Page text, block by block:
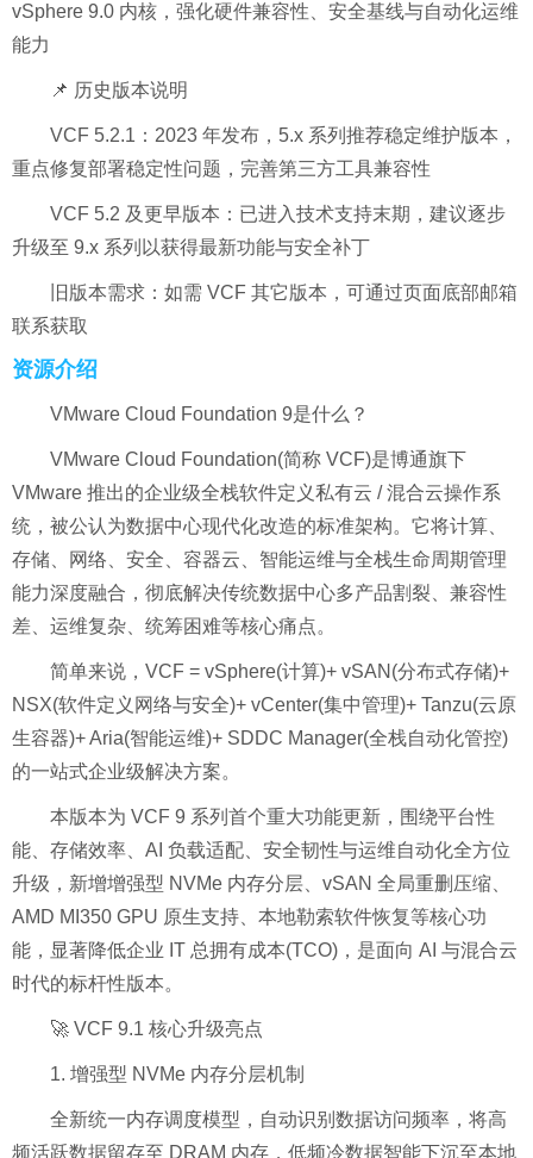
vSphere 9.0 内核，强化硬件兼容性、安全基线与自动化运维
能力
📌 历史版本说明
VCF 5.2.1：2023 年发布，5.x 系列推荐稳定维护版本，
重点修复部署稳定性问题，完善第三方工具兼容性
VCF 5.2 及更早版本：已进入技术支持末期，建议逐步
升级至 9.x 系列以获得最新功能与安全补丁
旧版本需求：如需 VCF 其它版本，可通过页面底部邮箱
联系获取
资源介绍
VMware Cloud Foundation 9是什么？
VMware Cloud Foundation(简称 VCF)是博通旗下
VMware 推出的企业级全栈软件定义私有云 / 混合云操作系
统，被公认为数据中心现代化改造的标准架构。它将计算、
存储、网络、安全、容器云、智能运维与全栈生命周期管理
能力深度融合，彻底解决传统数据中心多产品割裂、兼容性
差、运维复杂、统筹困难等核心痛点。
简单来说，VCF = vSphere(计算)+ vSAN(分布式存储)+
NSX(软件定义网络与安全)+ vCenter(集中管理)+ Tanzu(云原
生容器)+ Aria(智能运维)+ SDDC Manager(全栈自动化管控)
的一站式企业级解决方案。
本版本为 VCF 9 系列首个重大功能更新，围绕平台性
能、存储效率、AI 负载适配、安全韧性与运维自动化全方位
升级，新增增强型 NVMe 内存分层、vSAN 全局重删压缩、
AMD MI350 GPU 原生支持、本地勒索软件恢复等核心功
能，显著降低企业 IT 总拥有成本(TCO)，是面向 AI 与混合云
时代的标杆性版本。
🚀 VCF 9.1 核心升级亮点
1. 增强型 NVMe 内存分层机制
全新统一内存调度模型，自动识别数据访问频率，将高
频活跃数据留存至 DRAM 内存，低频冷数据智能下沉至本地